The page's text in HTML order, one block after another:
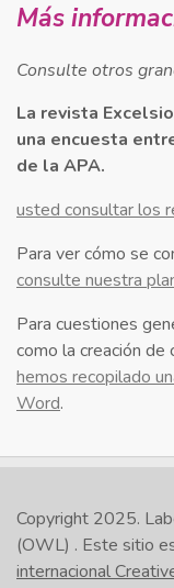
Más
Consulte otros
La revista
una encuesta
de la APA.
usted consultar los
Para ver cómo se
consulte nuestra
Para cuestiones
como la creación
hemos recopilado
Word.
Copyright 2025.
(OWL) . Este sitio
internacional